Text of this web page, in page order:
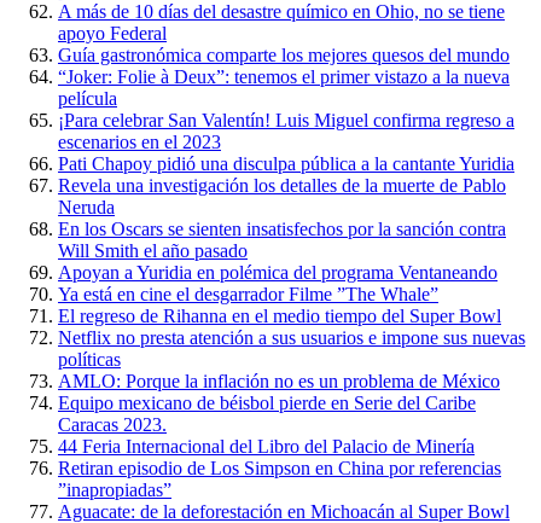
A más de 10 días del desastre químico en Ohio, no se tiene
apoyo Federal
Guía gastronómica comparte los mejores quesos del mundo
“Joker: Folie à Deux”: tenemos el primer vistazo a la nueva
película
¡Para celebrar San Valentín! Luis Miguel confirma regreso a
escenarios en el 2023
Pati Chapoy pidió una disculpa pública a la cantante Yuridia
Revela una investigación los detalles de la muerte de Pablo
Neruda
En los Oscars se sienten insatisfechos por la sanción contra
Will Smith el año pasado
Apoyan a Yuridia en polémica del programa Ventaneando
Ya está en cine el desgarrador Filme ”The Whale”
El regreso de Rihanna en el medio tiempo del Super Bowl
Netflix no presta atención a sus usuarios e impone sus nuevas
políticas
AMLO: Porque la inflación no es un problema de México
Equipo mexicano de béisbol pierde en Serie del Caribe
Caracas 2023.
44 Feria Internacional del Libro del Palacio de Minería
Retiran episodio de Los Simpson en China por referencias
”inapropiadas”
Aguacate: de la deforestación en Michoacán al Super Bowl